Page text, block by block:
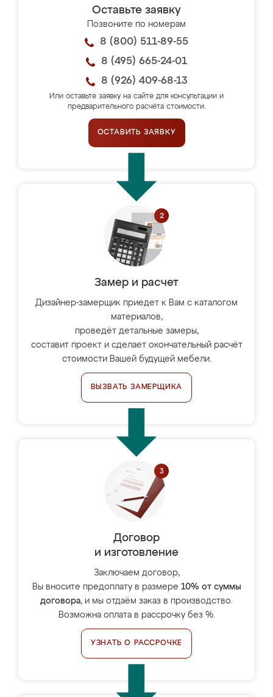
Оставьте заявку
Позвоните по номерам
8 (800) 511-89-55
8 (495) 665-24-01
8 (926) 409-68-13
Или оставьте заявку на сайте для консультации и
предварительного расчёта стоимости.
ОСТАВИТЬ ЗАЯВКУ
Замер и расчет
Дизайнер-замерщик приедет к Вам с каталогом
материалов,
проведёт детальные замеры,
составит проект и сделает окончательный расчёт
стоимости Вашей будущей мебели.
ВЫЗВАТЬ ЗАМЕРЩИКА
Договор
и изготовление
Заключаем договор,
Вы вносите предоплату в размере 10% от суммы
договора, и мы отдаём заказ в производство.
Возможна оплата в рассрочку без %.
УЗНАТЬ О РАССРОЧКЕ